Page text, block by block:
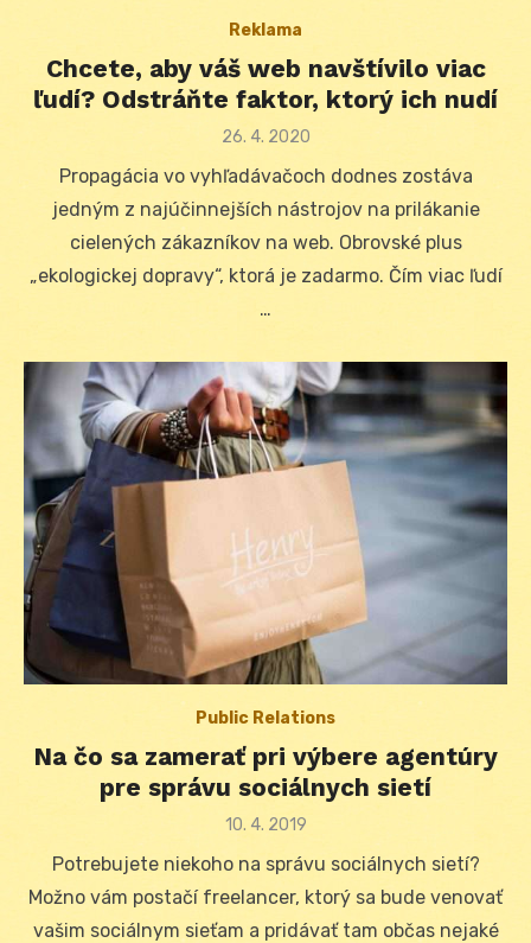
Reklama
Chcete, aby váš web navštívilo viac
ľudí? Odstráňte faktor, ktorý ich nudí
Posted
26. 4. 2020
Propagácia vo vyhľadávačoch dodnes zostáva
jedným z najúčinnejších nástrojov na prilákanie
cielených zákazníkov na web. Obrovské plus
„ekologickej dopravy“, ktorá je zadarmo. Čím viac ľudí
…
Public Relations
Na čo sa zamerať pri výbere agentúry
pre správu sociálnych sietí
Posted
10. 4. 2019
Potrebujete niekoho na správu sociálnych sietí?
Možno vám postačí freelancer, ktorý sa bude venovať
vašim sociálnym sieťam a pridávať tam občas nejaké